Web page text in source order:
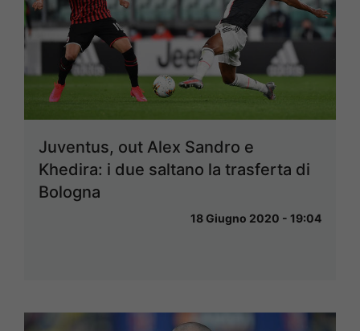
Juventus, out Alex Sandro e
Khedira: i due saltano la trasferta di
Bologna
18 Giugno 2020 - 19:04